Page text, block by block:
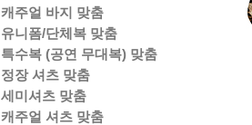
캐주얼 바지 맞춤
유니폼/단체복 맞춤
특수복 (공연 무대복) 맞춤
정장 셔츠 맞춤
세미셔츠 맞춤
캐주얼 셔츠 맞춤